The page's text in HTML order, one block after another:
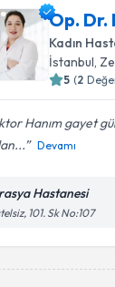
Op. Dr.
Kadın
İstanbul ,
5 (2
Hanım gayet
Devamı
Hastanesi
101. Sk No:107